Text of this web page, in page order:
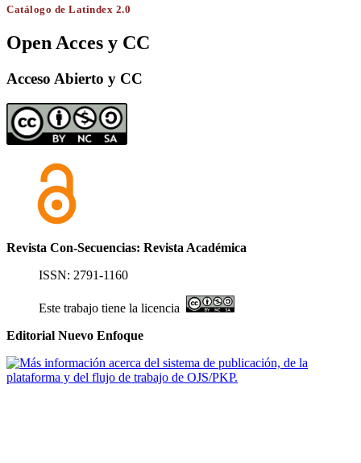
Catálogo de Latindex 2.0
Open Acces y CC
Acceso Abierto y CC
Revista Con-Secuencias: Revista Académica
ISSN: 2791-1160
Este trabajo tiene la licencia
Editorial Nuevo Enfoque